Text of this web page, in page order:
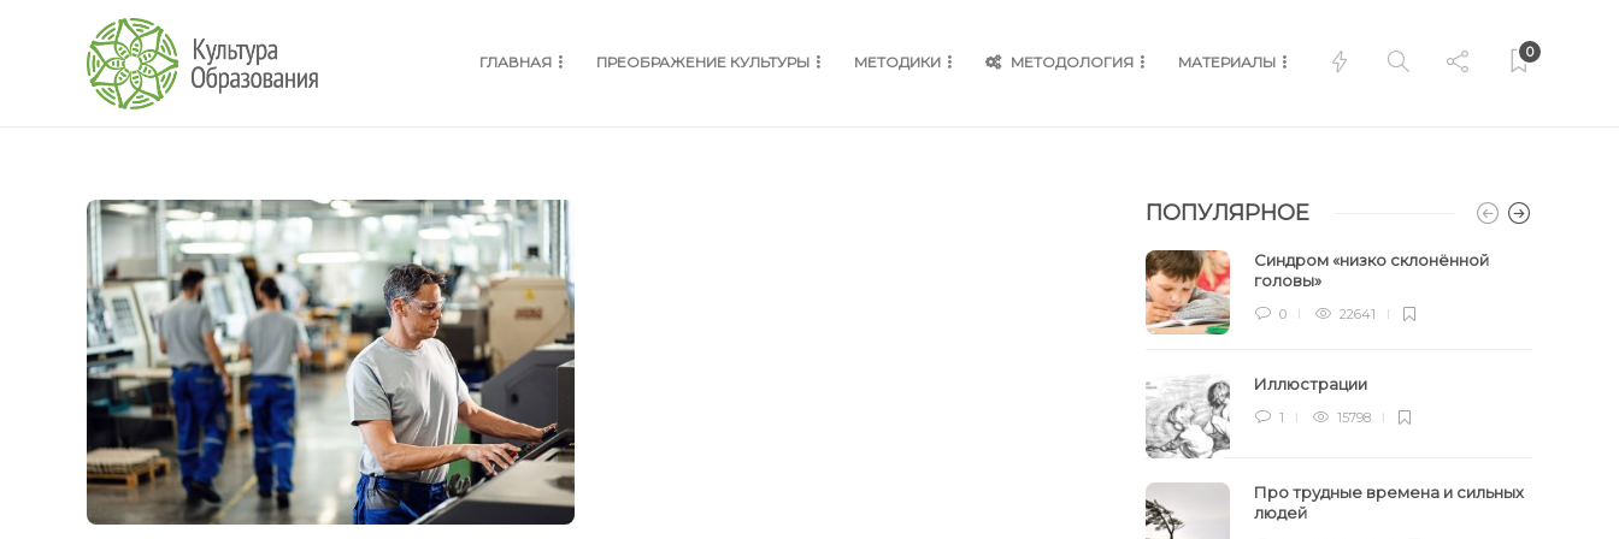
ГЛАВНАЯ ПРЕОБРАЖЕНИЕ КУЛЬТУРЫ МЕТОДИКИ МЕТОДОЛОГИЯ МАТЕРИАЛЫ
0
ПОПУЛЯРНОЕ
Синдром «низко склонённой
головы»
0 22641
Иллюстрации
1 15798
Про трудные времена и сильных
людей